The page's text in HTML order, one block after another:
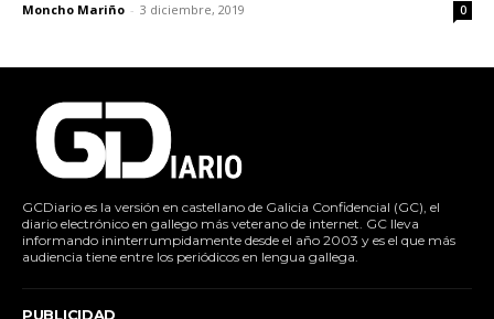
Moncho Mariño - 3 diciembre, 2019 0
GCDiario es la versión en castellano de Galicia Confidencial (GC), el
diario electrónico en gallego más veterano de internet. GC lleva
informando ininterrumpidamente desde el año 2003 y es el que más
audiencia tiene entre los periódicos en lengua gallega.
PUBLICIDAD